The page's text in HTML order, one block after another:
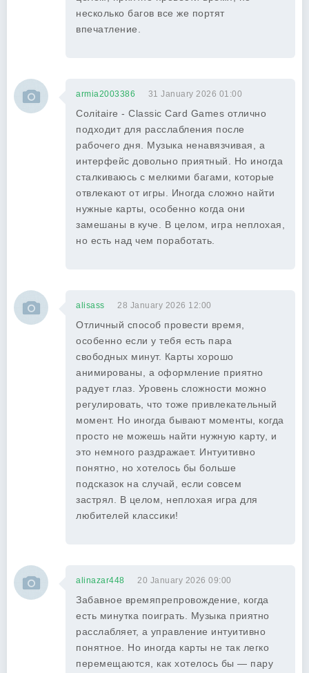
несколько багов все же портят
впечатление.
armia2003386 31 January 2026 01:00
Солitaire - Classic Card Games отлично
подходит для расслабления после
рабочего дня. Музыка ненавязчивая, а
интерфейс довольно приятный. Но иногда
сталкиваюсь с мелкими багами, которые
отвлекают от игры. Иногда сложно найти
нужные карты, особенно когда они
замешаны в куче. В целом, игра неплохая,
но есть над чем поработать.
alisass 28 January 2026 12:00
Отличный способ провести время,
особенно если у тебя есть пара
свободных минут. Карты хорошо
анимированы, а оформление приятно
радует глаз. Уровень сложности можно
регулировать, что тоже привлекательный
момент. Но иногда бывают моменты, когда
просто не можешь найти нужную карту, и
это немного раздражает. Интуитивно
понятно, но хотелось бы больше
подсказок на случай, если совсем
застрял. В целом, неплохая игра для
любителей классики!
alinazar448 20 January 2026 09:00
Забавное времяпрепровождение, когда
есть минутка поиграть. Музыка приятно
расслабляет, а управление интуитивно
понятное. Но иногда карты не так легко
перемещаются, как хотелось бы — пару